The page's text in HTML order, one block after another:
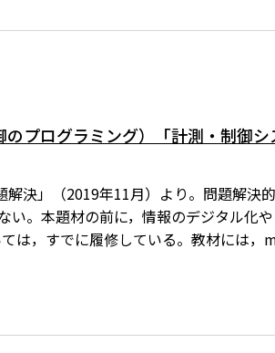
ログラミング）「計測・制御シ
決」（2019年11月）より。問題解決
。本題材の前に，情報のデジタル化
は，すでに履修している。教材には
である。